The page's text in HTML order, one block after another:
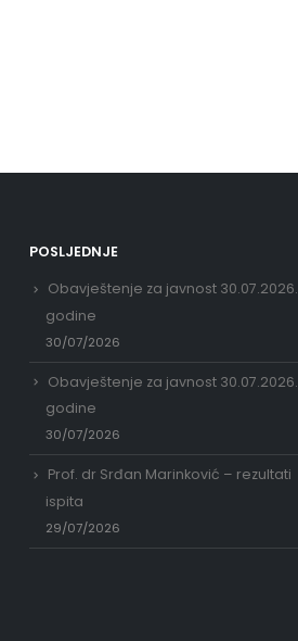
POSLJEDNJE
Obavještenje za javnost 30.07.2026.
godine
30/07/2026
Obavještenje za javnost 30.07.2026.
godine
30/07/2026
Prof. dr Srđan Marinković – rezultati
ispita
29/07/2026